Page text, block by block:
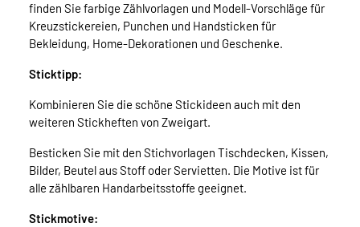
finden Sie farbige Zählvorlagen und Modell-Vorschläge für
Kreuzstickereien, Punchen und Handsticken für
Bekleidung, Home-Dekorationen und Geschenke.
Sticktipp:
Kombinieren Sie die schöne Stickideen auch mit den
weiteren Stickheften von Zweigart.
Besticken Sie mit den Stichvorlagen Tischdecken, Kissen,
Bilder, Beutel aus Stoff oder Servietten. Die Motive ist für
alle zählbaren Handarbeitsstoffe geeignet.
Stickmotive: